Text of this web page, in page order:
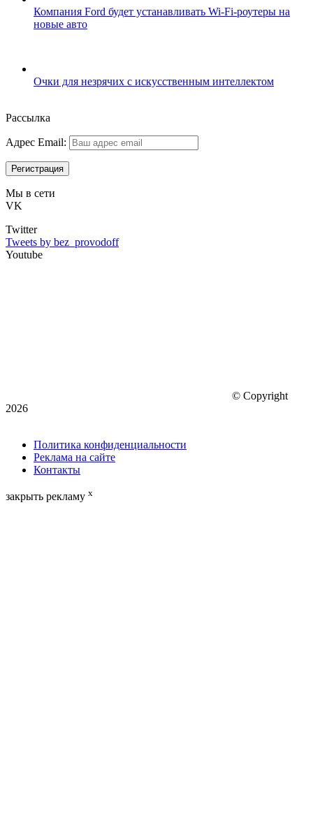
Компания Ford будет устанавливать Wi-Fi-роутеры на
новые авто
Очки для незрячих с искусственным интеллектом
Рассылка
Адрес Email:
Мы в сети
VK
Twitter
Tweets by bez_provodoff
Youtube
© Copyright
2026
Политика конфиденциальности
Реклама на сайте
Контакты
закрыть рекламу x